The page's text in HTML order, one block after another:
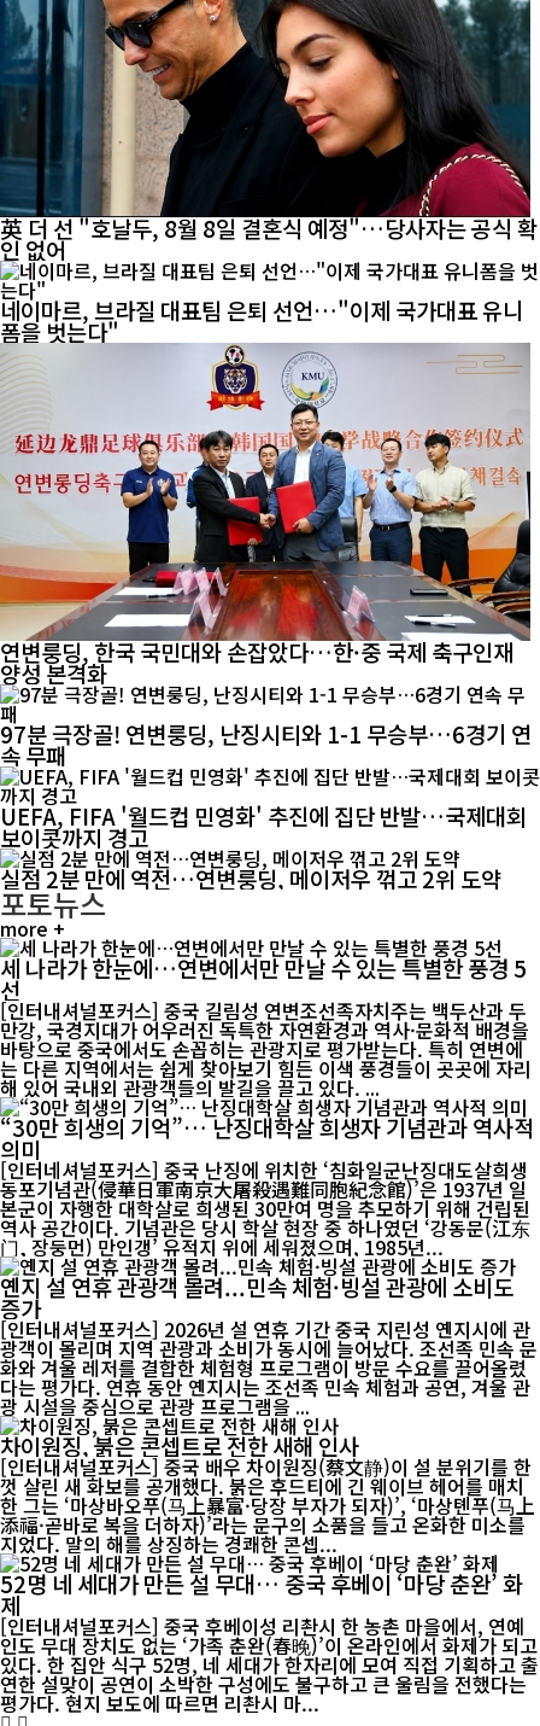
英 더 선 "호날두, 8월 8일 결혼식 예정"…당사자는 공식 확
인 없어
네이마르, 브라질 대표팀 은퇴 선언…"이제 국가대표 유니
폼을 벗는다"
연변룽딩, 한국 국민대와 손잡았다…한·중 국제 축구인재
양성 본격화
97분 극장골! 연변룽딩, 난징시티와 1-1 무승부…6경기 연
속 무패
UEFA, FIFA '월드컵 민영화' 추진에 집단 반발…국제대회
보이콧까지 경고
실점 2분 만에 역전…연변룽딩, 메이저우 꺾고 2위 도약
포토뉴스
more +
세 나라가 한눈에…연변에서만 만날 수 있는 특별한 풍경 5
선
[인터내셔널포커스] 중국 길림성 연변조선족자치주는 백두산과 두
만강, 국경지대가 어우러진 독특한 자연환경과 역사·문화적 배경을
바탕으로 중국에서도 손꼽히는 관광지로 평가받는다. 특히 연변에
는 다른 지역에서는 쉽게 찾아보기 힘든 이색 풍경들이 곳곳에 자리
해 있어 국내외 관광객들의 발길을 끌고 있다. ...
“30만 희생의 기억”… 난징대학살 희생자 기념관과 역사적
의미
[인터네셔널포커스] 중국 난징에 위치한 ‘침화일군난징대도살희생
동포기념관(侵華日軍南京大屠殺遇難同胞紀念館)’은 1937년 일
본군이 자행한 대학살로 희생된 30만여 명을 추모하기 위해 건립된
역사 공간이다. 기념관은 당시 학살 현장 중 하나였던 ‘강동문(江东
门, 장둥먼) 만인갱’ 유적지 위에 세워졌으며, 1985년...
옌지 설 연휴 관광객 몰려...민속 체험·빙설 관광에 소비도
증가
[인터내셔널포커스] 2026년 설 연휴 기간 중국 지린성 옌지시에 관
광객이 몰리며 지역 관광과 소비가 동시에 늘어났다. 조선족 민속 문
화와 겨울 레저를 결합한 체험형 프로그램이 방문 수요를 끌어올렸
다는 평가다. 연휴 동안 옌지시는 조선족 민속 체험과 공연, 겨울 관
광 시설을 중심으로 관광 프로그램을 ...
차이원징, 붉은 콘셉트로 전한 새해 인사
[인터내셔널포커스] 중국 배우 차이원징(蔡文静)이 설 분위기를 한
껏 살린 새 화보를 공개했다. 붉은 후드티에 긴 웨이브 헤어를 매치
한 그는 ‘마상바오푸(马上暴富·당장 부자가 되자)’, ‘마상톈푸(马上
添福·곧바로 복을 더하자)’라는 문구의 소품을 들고 온화한 미소를
지었다. 말의 해를 상징하는 경쾌한 콘셉...
52명 네 세대가 만든 설 무대… 중국 후베이 ‘마당 춘완’ 화
제
[인터내셔널포커스] 중국 후베이성 리촨시 한 농촌 마을에서, 연예
인도 무대 장치도 없는 ‘가족 춘완(春晚)’이 온라인에서 화제가 되고
있다. 한 집안 식구 52명, 네 세대가 한자리에 모여 직접 기획하고 출
연한 설맞이 공연이 소박한 구성에도 불구하고 큰 울림을 전했다는
평가다. 현지 보도에 따르면 리촨시 마...